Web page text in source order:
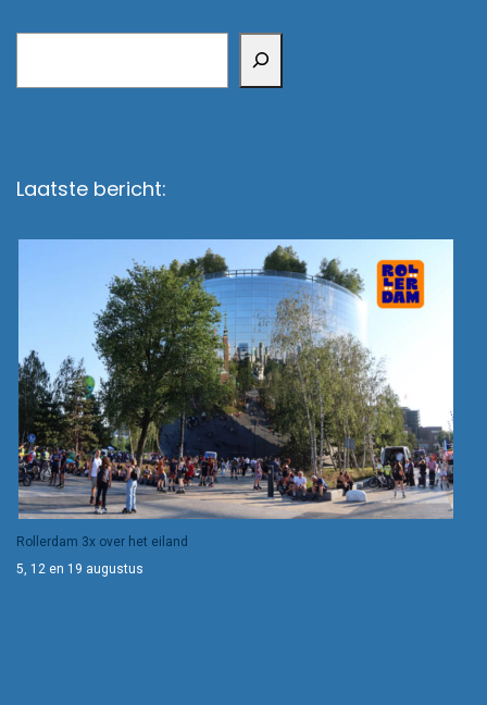
Laatste bericht:
Rollerdam 3x over het eiland
5, 12 en 19 augustus